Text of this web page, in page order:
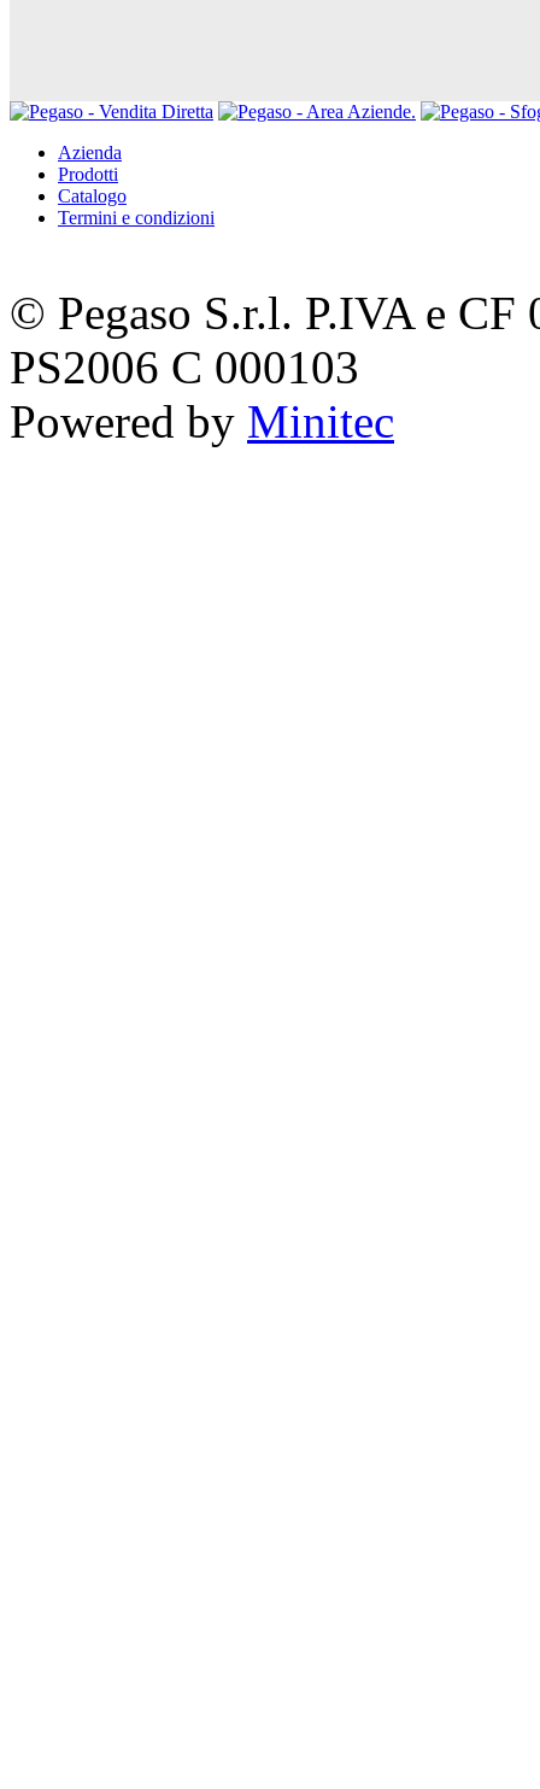
Azienda
Prodotti
Catalogo
Termini e condizioni
© Pegaso S.r.l. P.IVA e
PS2006 C 000103
Powered by Minitec